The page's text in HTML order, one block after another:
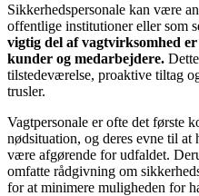
Sikkerhedspersonale kan være
offentlige institutioner eller som
vigtig del af vagtvirksomhed
kunder og medarbejdere.
tilstedeværelse, proaktive tiltag
trusler.
Vagtpersonale er ofte det første
nødsituation, og deres evne til at
være afgørende for udfaldet.
omfatte rådgivning om
for at minimere muligheden for